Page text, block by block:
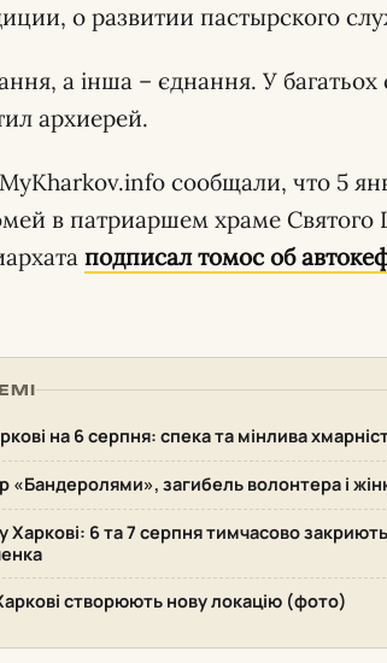
о развитии пастырского
а інша – єднання. У
архиерей.
сообщали, что 5
в патриаршем храме Святого
подписал томос об
на 6 серпня: спека та мінлива
«Бандеролями», загибель волонтера і
Харкові: 6 та 7 серпня тимчасово
створюють нову локацію (фото)